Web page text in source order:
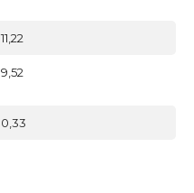
11,22
9,52
0,33